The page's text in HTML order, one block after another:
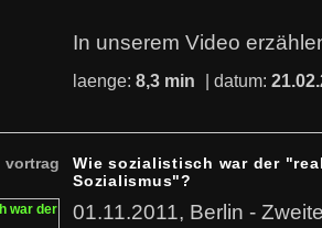
In unserem Video
laenge: 8,3 min | datum:
vortrag
Wie sozialistisch war der
Sozialismus"?
01.11.2011, Berlin -